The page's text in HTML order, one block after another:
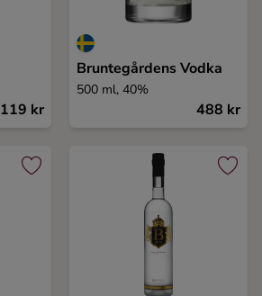
119 kr
Bruntegårdens Vodka
500 ml, 40%
488 kr